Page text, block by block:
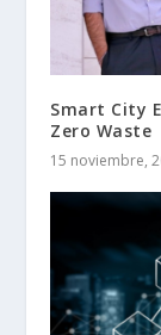
Smart City
Zero Waste
15 noviembre,